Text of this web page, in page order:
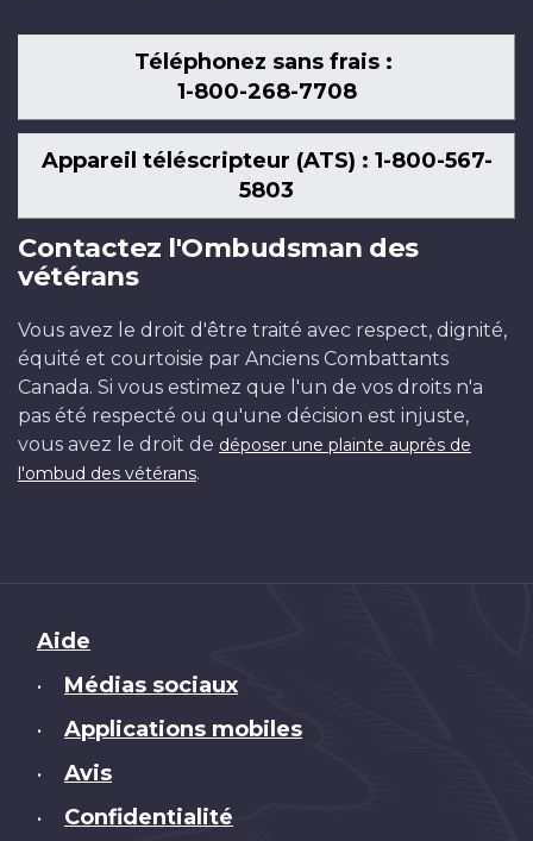
Téléphonez sans frais :
1-800-268-7708
Appareil téléscripteur (ATS) : 1-800-567-
5803
Contactez l'Ombudsman des
vétérans
Vous avez le droit d'être traité avec respect, dignité,
équité et courtoisie par Anciens Combattants
Canada. Si vous estimez que l'un de vos droits n'a
pas été respecté ou qu'une décision est injuste,
vous avez le droit de déposer une plainte auprès de
l'ombud des vétérans.
Brand
Aide
• Médias sociaux
• Applications mobiles
• Avis
• Confidentialité